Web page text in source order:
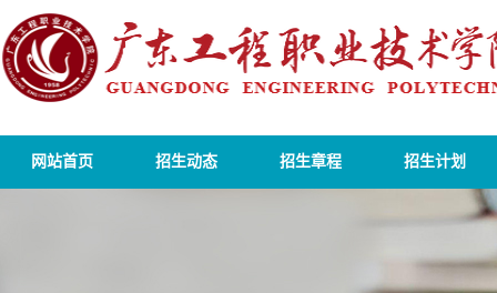
网站首页 招生动态 招生章程 招生计划